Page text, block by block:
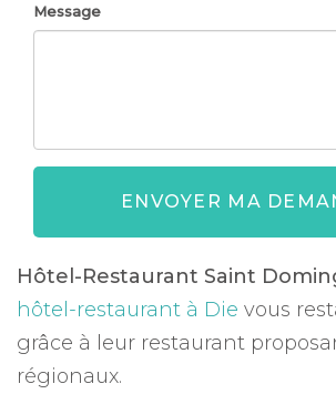
Message
ENVOYER MA
Hôtel-Restaurant Saint
hôtel-restaurant à Die vous
grâce à leur restaurant
régionaux.